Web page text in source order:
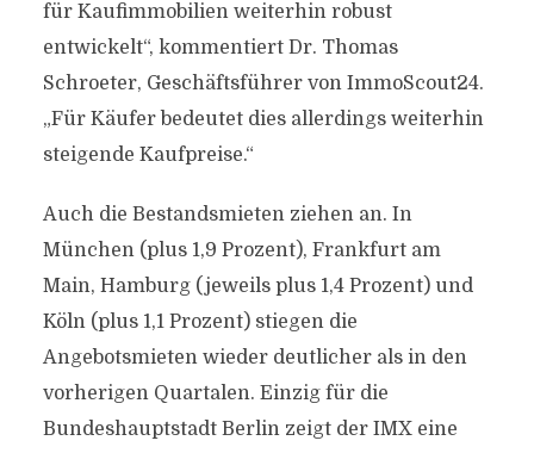
für Kaufimmobilien weiterhin robust
entwickelt“, kommentiert Dr. Thomas
Schroeter, Geschäftsführer von ImmoScout24.
„Für Käufer bedeutet dies allerdings weiterhin
steigende Kaufpreise.“
Auch die Bestandsmieten ziehen an. In
München (plus 1,9 Prozent), Frankfurt am
Main, Hamburg (jeweils plus 1,4 Prozent) und
Köln (plus 1,1 Prozent) stiegen die
Angebotsmieten wieder deutlicher als in den
vorherigen Quartalen. Einzig für die
Bundeshauptstadt Berlin zeigt der IMX eine